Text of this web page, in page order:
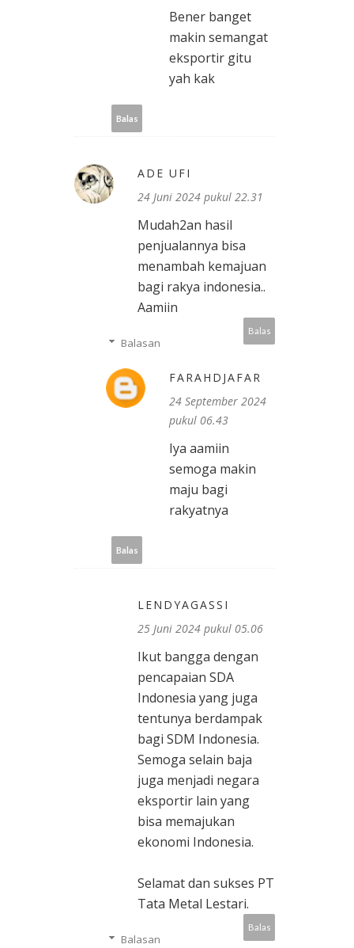
Bener banget
makin semangat
eksportir gitu
yah kak
Balas
ADE UFI
24 Juni 2024 pukul 22.31
Mudah2an hasil
penjualannya bisa
menambah kemajuan
bagi rakya indonesia..
Aamiin
Balas
Balasan
FARAHDJAFAR
24 September 2024
pukul 06.43
Iya aamiin
semoga makin
maju bagi
rakyatnya
Balas
LENDYAGASSI
25 Juni 2024 pukul 05.06
Ikut bangga dengan
pencapaian SDA
Indonesia yang juga
tentunya berdampak
bagi SDM Indonesia.
Semoga selain baja
juga menjadi negara
eksportir lain yang
bisa memajukan
ekonomi Indonesia.
Selamat dan sukses PT
Tata Metal Lestari.
Balas
Balasan